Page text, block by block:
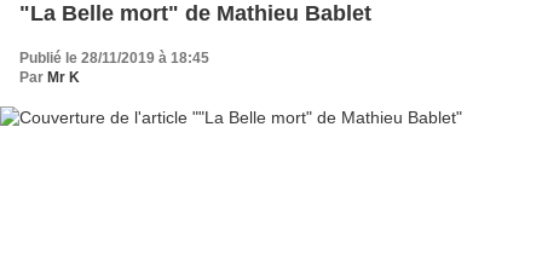
"La Belle mort" de Mathieu Bablet
Publié le 28/11/2019 à 18:45
Par Mr K